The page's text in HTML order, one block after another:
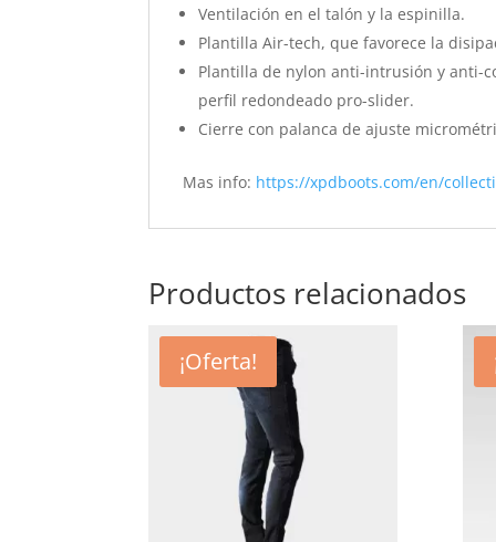
Ventilación en el talón y la espinilla.
Plantilla Air-tech, que favorece la
Plantilla de nylon anti-intrusión y anti-
perfil redondeado pro-slider.
Cierre con palanca de ajuste
Mas info: https://xpdboots.com/en/
Productos relacionados
¡Oferta!